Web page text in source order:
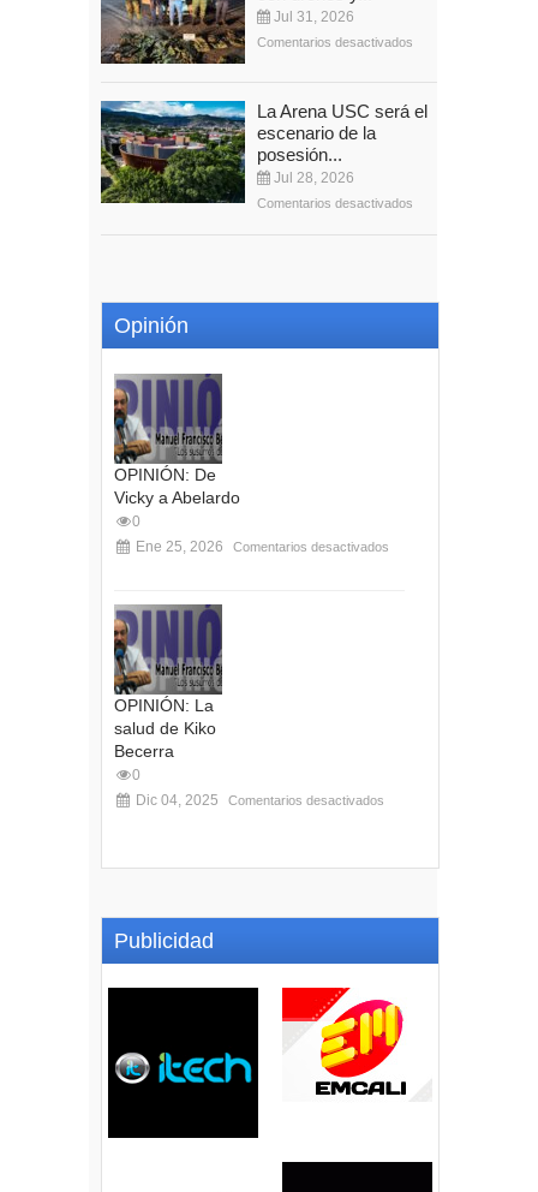
Jul 31, 2026
Comentarios desactivados
La Arena USC será el
escenario de la
posesión...
Jul 28, 2026
Comentarios desactivados
Opinión
OPINIÓN: De
Vicky a Abelardo
0
Ene 25, 2026
Comentarios desactivados
OPINIÓN: La
salud de Kiko
Becerra
0
Dic 04, 2025
Comentarios desactivados
Publicidad